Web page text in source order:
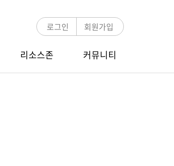
로그인 회원가입
리소스존 커뮤니티